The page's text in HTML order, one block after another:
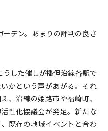
デン。あまりの評判の良さ
した催しが播但沿線各駅で
かという声があがる。それ
、沿線の姫路市や福崎町、
性化協議会が発足。新たな
既存の地域イベントと合わ